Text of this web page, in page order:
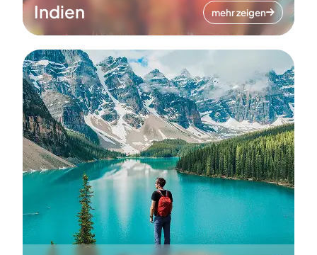
Indien mehr zeigen